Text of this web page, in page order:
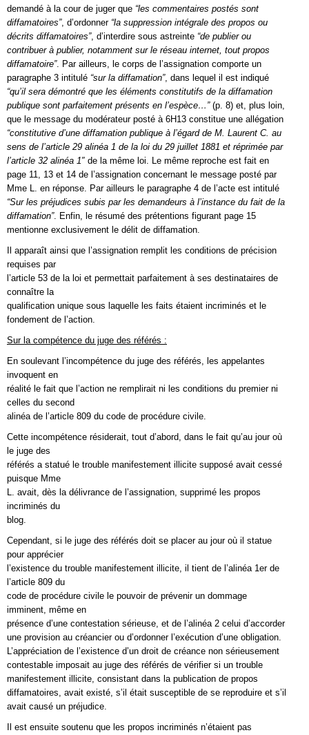
demandé à la cour de juger que “les commentaires postés sont
diffamatoires”, d’ordonner “la suppression intégrale des propos ou
décrits diffamatoires”, d’interdire sous astreinte “de publier ou
contribuer à publier, notamment sur le réseau internet, tout propos
diffamatoire”. Par ailleurs, le corps de l’assignation comporte un
paragraphe 3 intitulé “sur la diffamation”, dans lequel il est indiqué
“qu’il sera démontré que les éléments constitutifs de la diffamation
publique sont parfaitement présents en l’espèce…”(p. 8) et, plus loin,
que le message du modérateur posté à 6H13 constitue une allégation
“constitutive d’une diffamation publique à l’égard de M. Laurent C. au
sens de l’article 29 alinéa 1 de la loi du 29 juillet 1881 et réprimée par
l’article 32 alinéa 1″ de la même loi. Le même reproche est fait en
page 11, 13 et 14 de l’assignation concernant le message posté par
Mme L. en réponse. Par ailleurs le paragraphe 4 de l’acte est intitulé
“Sur les préjudices subis par les demandeurs à l’instance du fait de la
diffamation”. Enfin, le résumé des prétentions figurant page 15
mentionne exclusivement le délit de diffamation.
Il apparaît ainsi que l’assignation remplit les conditions de précision
requises par
l’article 53 de la loi et permettait parfaitement à ses destinataires de
connaître la
qualification unique sous laquelle les faits étaient incriminés et le
fondement de l’action.
Sur la compétence du juge des référés :
En soulevant l’incompétence du juge des référés, les appelantes
invoquent en
réalité le fait que l’action ne remplirait ni les conditions du premier ni
celles du second
alinéa de l’article 809 du code de procédure civile.
Cette incompétence résiderait, tout d’abord, dans le fait qu’au jour où
le juge des
référés a statué le trouble manifestement illicite supposé avait cessé
puisque Mme
L. avait, dès la délivrance de l’assignation, supprimé les propos
incriminés du
blog.
Cependant, si le juge des référés doit se placer au jour où il statue
pour apprécier
l’existence du trouble manifestement illicite, il tient de l’alinéa 1er de
l’article 809 du
code de procédure civile le pouvoir de prévenir un dommage
imminent, même en
présence d’une contestation sérieuse, et de l’alinéa 2 celui d’accorder
une provision au créancier ou d’ordonner l’exécution d’une obligation.
L’appréciation de l’existence d’un droit de créance non sérieusement
contestable imposait au juge des référés de vérifier si un trouble
manifestement illicite, consistant dans la publication de propos
diffamatoires, avait existé, s’il était susceptible de se reproduire et s’il
avait causé un préjudice.
Il est ensuite soutenu que les propos incriminés n’étaient pas